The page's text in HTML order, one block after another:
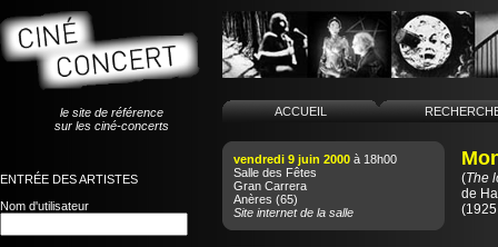
le site de référence
sur les ciné-concerts
ENTRÉE DES ARTISTES
Nom d'utilisateur
ACCUEIL
vendredi 9 juin 2000 à 18h00
Salle des Fêtes
Gran Carrera
Anères (65)
Site internet de la salle
(The
de